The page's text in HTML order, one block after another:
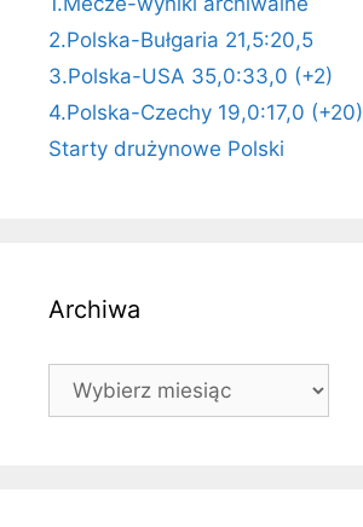
2.Polska-Bułgaria 21,5:20,5
3.Polska-USA 35,0:33,0 (+2)
4.Polska-Czechy 19,0:17,0 (+20)
Starty drużynowe Polski
Archiwa
Archiwa